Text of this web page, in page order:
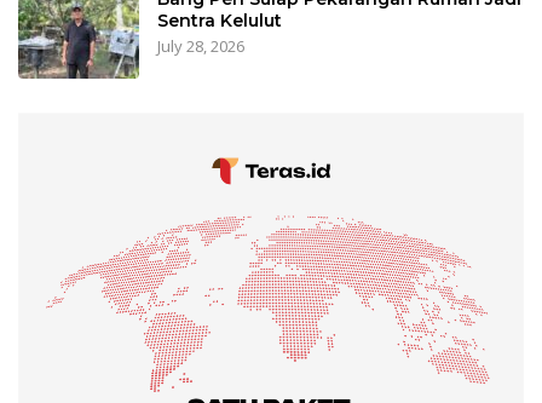
Sentra Kelulut
July 28, 2026